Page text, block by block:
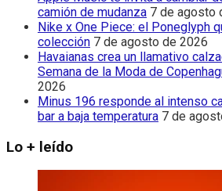
camión de mudanza 7 de agosto
Nike x One Piece: el Poneglyph
colección 7 de agosto de 2026
Havaianas crea un llamativo
Semana de la Moda de
2026
Minus 196 responde al intenso
bar a baja temperatura 7 de
Lo + leído